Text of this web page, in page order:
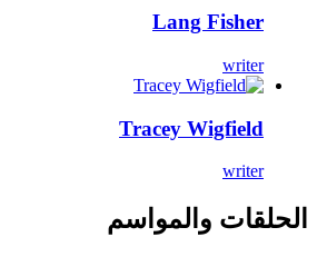
Lang Fisher
writer
Tracey Wigfield
writer
الحلقات والمواسم